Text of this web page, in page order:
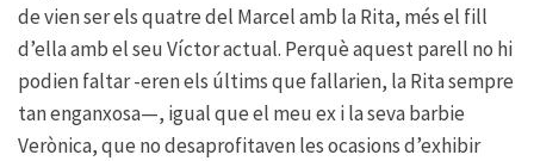
de vien ser els quatre del Marcel amb la Rita, més el fill
d’ella amb el seu Víctor actual. Perquè aquest parell no hi
podien faltar -eren els últims que fallarien, la Rita sempre
tan enganxosa—, igual que el meu ex i la seva barbie
Verònica, que no desaprofitaven les ocasions d’exhibir